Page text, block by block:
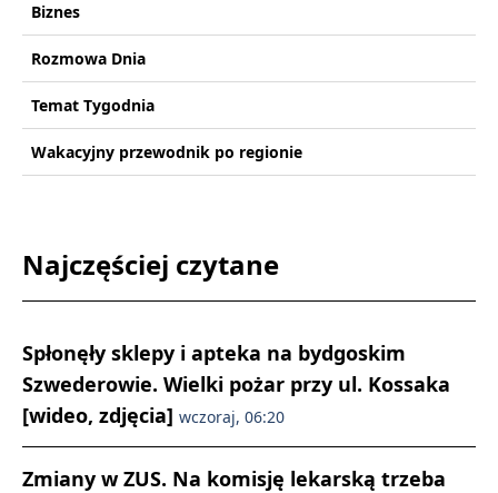
Biznes
Rozmowa Dnia
Temat Tygodnia
Wakacyjny przewodnik po regionie
Najczęściej czytane
Spłonęły sklepy i apteka na bydgoskim
Szwederowie. Wielki pożar przy ul. Kossaka
[wideo, zdjęcia] wczoraj, 06:20
Zmiany w ZUS. Na komisję lekarską trzeba